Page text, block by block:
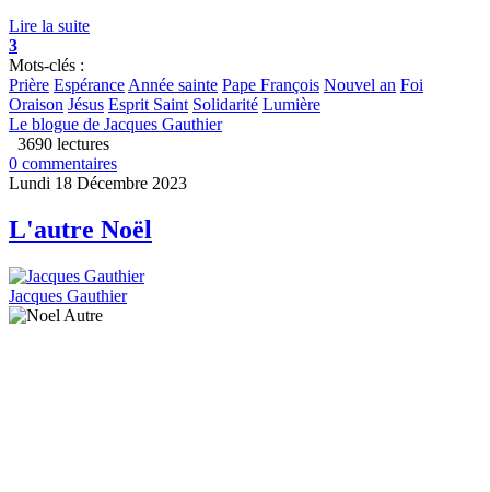
Lire la suite
3
Mots-clés :
Prière Espérance Année sainte Pape François Nouvel an Foi
Oraison Jésus Esprit Saint Solidarité Lumière
Le blogue de Jacques Gauthier
3690 lectures
0 commentaires
Lundi 18 Décembre 2023
L'autre Noël
Jacques Gauthier